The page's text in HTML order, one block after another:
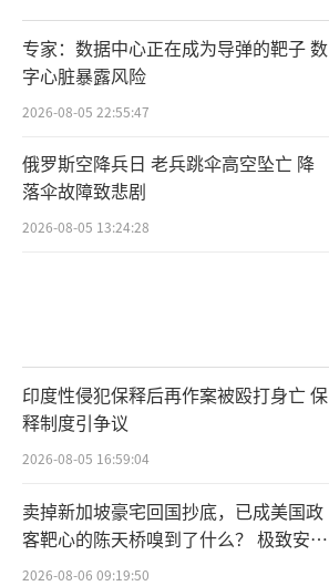
专家：数据中心正在成为导弹的靶子 数
字心脏暴露风险
2026-08-05 22:55:47
俄罗斯空降兵日 老兵跳伞高空坠亡 降
落伞故障致悲剧
2026-08-05 13:24:28
印度性侵犯保释后再作案被殴打身亡 保
释制度引争议
2026-08-05 16:59:04
卖掉新加坡豪宅回国抄底，已成美国政
客靶心的陈天桥嗅到了什么？ 极致安全
的追寻
2026-08-06 09:19:50